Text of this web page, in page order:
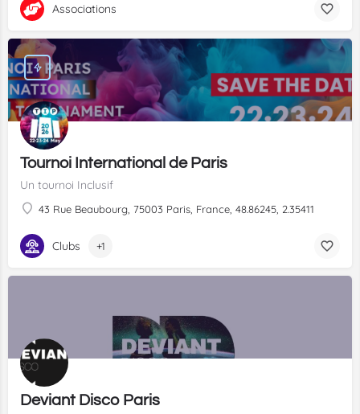
Associations
Tournoi International de Paris
Un tournoi Inclusif
43 Rue Beaubourg, 75003 Paris, France, 48.86245, 2.35411
Clubs +1
Deviant Disco Paris